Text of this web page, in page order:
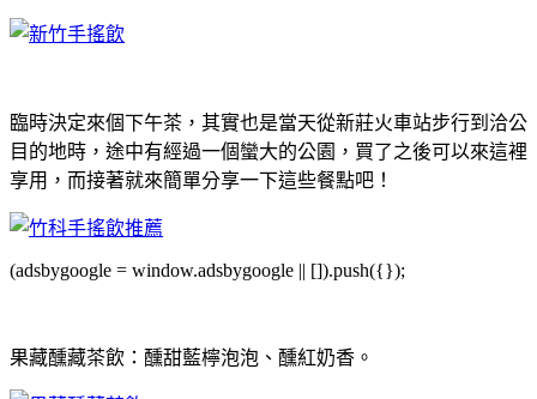
臨時決定來個下午茶，其實也是當天從新莊火車站步行到洽公
目的地時，途中有經過一個蠻大的公園，買了之後可以來這裡
享用，而接著就來簡單分享一下這些餐點吧！
(adsbygoogle = window.adsbygoogle || []).push({});
果藏醺藏茶飲：醺甜藍檸泡泡、醺紅奶香。